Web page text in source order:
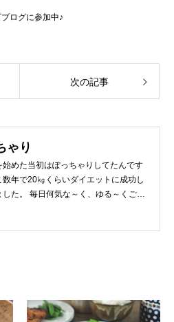
ログに参加中♪
次の記事
ゃり
始めた当初はぽっちゃりしてたんです
数年で20㎏くらいダイエットに成功し
した。 毎日何気な～く、ゆる～くご飯
すんで、ゆる～い感じで見て頂けたら